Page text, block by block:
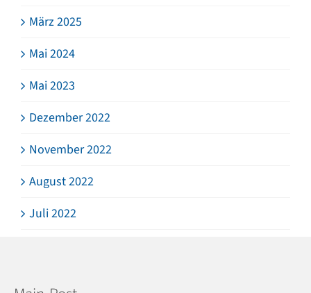
März 2025
Mai 2024
Mai 2023
Dezember 2022
November 2022
August 2022
Juli 2022